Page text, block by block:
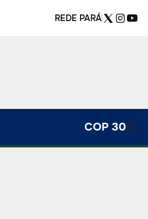
REDE PARÁ
COP 30